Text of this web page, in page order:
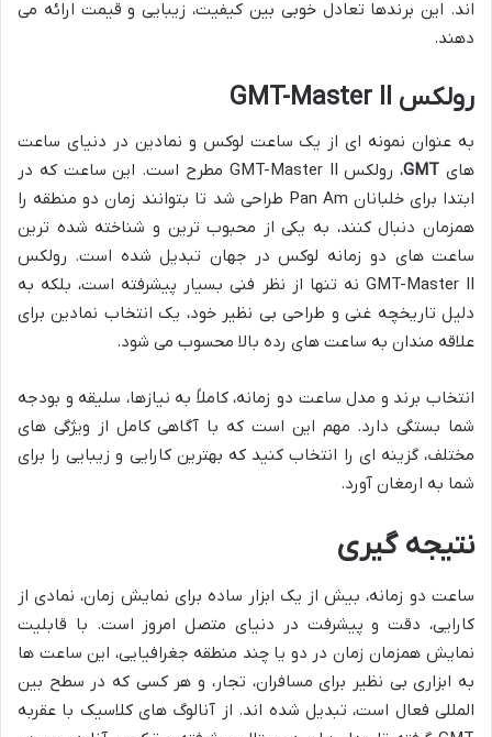
اند. این برندها تعادل خوبی بین کیفیت، زیبایی و قیمت ارائه می
دهند.
رولکس GMT-Master II
به عنوان نمونه ای از یک ساعت لوکس و نمادین در دنیای ساعت
های GMT
، رولکس GMT-Master II مطرح است. این ساعت که در
ابتدا برای خلبانان Pan Am طراحی شد تا بتوانند زمان دو منطقه را
همزمان دنبال کنند، به یکی از محبوب ترین و شناخته شده ترین
ساعت های دو زمانه لوکس در جهان تبدیل شده است. رولکس
GMT-Master II نه تنها از نظر فنی بسیار پیشرفته است، بلکه به
دلیل تاریخچه غنی و طراحی بی نظیر خود، یک انتخاب نمادین برای
علاقه مندان به ساعت های رده بالا محسوب می شود.
انتخاب برند و مدل ساعت دو زمانه، کاملاً به نیازها، سلیقه و بودجه
شما بستگی دارد. مهم این است که با آگاهی کامل از ویژگی های
مختلف، گزینه ای را انتخاب کنید که بهترین کارایی و زیبایی را برای
شما به ارمغان آورد.
نتیجه گیری
ساعت دو زمانه، بیش از یک ابزار ساده برای نمایش زمان، نمادی از
کارایی، دقت و پیشرفت در دنیای متصل امروز است. با قابلیت
نمایش همزمان زمان در دو یا چند منطقه جغرافیایی، این ساعت ها
به ابزاری بی نظیر برای مسافران، تجار، و هر کسی که در سطح بین
المللی فعال است، تبدیل شده اند. از آنالوگ های کلاسیک با عقربه